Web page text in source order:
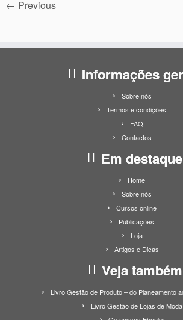
← Previous
Informações
Sobre nós
Termos e condições
FAQ
Contactos
Em destaque
Home
Sobre nós
Cursos online
Publicações
Loja
Artigos e Dicas
Veja também
Livro Gestão de Produto – do Planeamento
Livro Gestão de Lojas de Moda